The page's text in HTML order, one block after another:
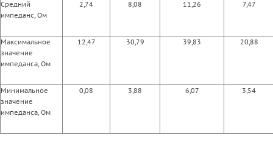
Средний
импеданс, Ом
2,74 8,08 11,26 7,47
Максимальное
значение
импеданса, Ом
12,47 30,79 39,83 20,88
Минимальное
значение
импеданса, Ом
0,08 3,88 6,07 3,54